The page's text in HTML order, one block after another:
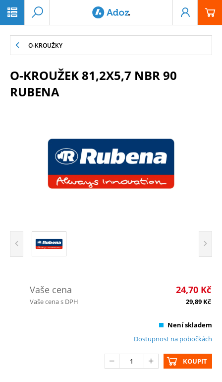
O-KROUŽKY
O-KROUŽEK 81,2X5,7 NBR 90
RUBENA
Vaše cena 24,70 Kč
Vaše cena s DPH 29,89 Kč
Není skladem
Dostupnost na pobočkách
KOUPIT